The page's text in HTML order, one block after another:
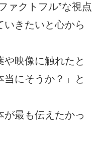
ァクトフル”な視点
いきたいと心から
映像に触れたと
当にそうか？」と
が最も伝えたかっ